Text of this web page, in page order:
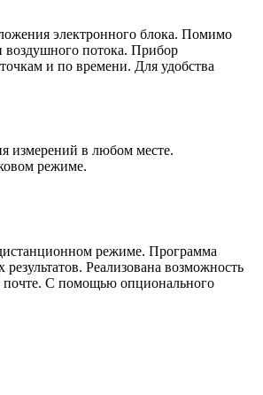
электронного блока. Помимо
воздушного потока. Прибор
и по времени. Для удобства
измерений в любом месте.
режиме.
режиме. Программа
Реализована возможность
почте. С помощью опционального